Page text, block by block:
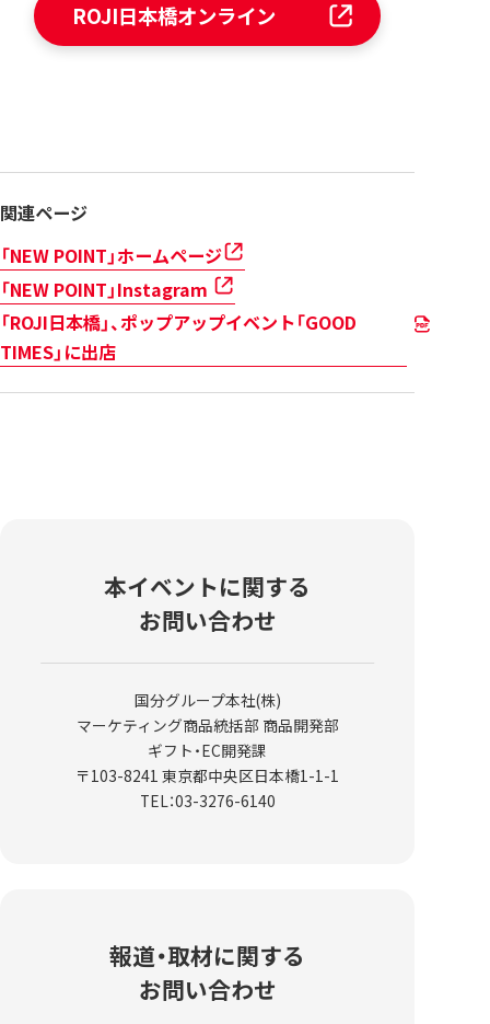
ROJI日本橋オンライン
関連ページ
「NEW POINT」ホームページ
「NEW POINT」Instagram
「ROJI日本橋」、ポップアップイベント「GOOD
TIMES」に出店
本イベントに関する
お問い合わせ
国分グループ本社(株)
マーケティング商品統括部 商品開発部
ギフト・EC開発課
〒103-8241 東京都中央区日本橋1-1-1
TEL：03-3276-6140
報道・取材に関する
お問い合わせ